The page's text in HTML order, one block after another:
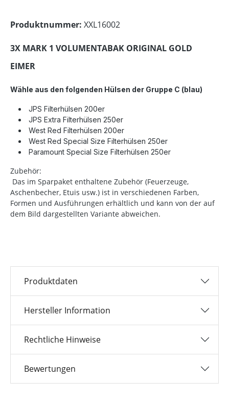
Produktnummer: XXL16002
3X MARK 1 VOLUMENTABAK ORIGINAL GOLD
EIMER
Wähle aus den folgenden Hülsen der Gruppe C (blau)
JPS Filterhülsen 200er
JPS Extra Filterhülsen 250er
West Red Filterhülsen 200er
West Red Special Size Filterhülsen 250er
Paramount Special Size Filterhülsen 250er
Zubehör:
Das im Sparpaket enthaltene Zubehör (Feuerzeuge,
Aschenbecher, Etuis usw.) ist in verschiedenen Farben,
Formen und Ausführungen erhältlich und kann von der auf
dem Bild dargestellten Variante abweichen.
Produktdaten
Hersteller Information
Rechtliche Hinweise
Bewertungen